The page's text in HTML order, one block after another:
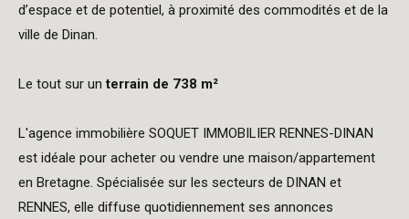
d’espace et de potentiel, à proximité des commodités et de la
ville de Dinan.
Le tout sur unterrain de 738 m²
L'agence immobilière SOQUET IMMOBILIER RENNES-DINAN
est idéale pour acheter ou vendre une maison/appartement
en Bretagne. Spécialisée sur les secteurs de DINAN et
RENNES, elle diffuse quotidiennement ses annonces